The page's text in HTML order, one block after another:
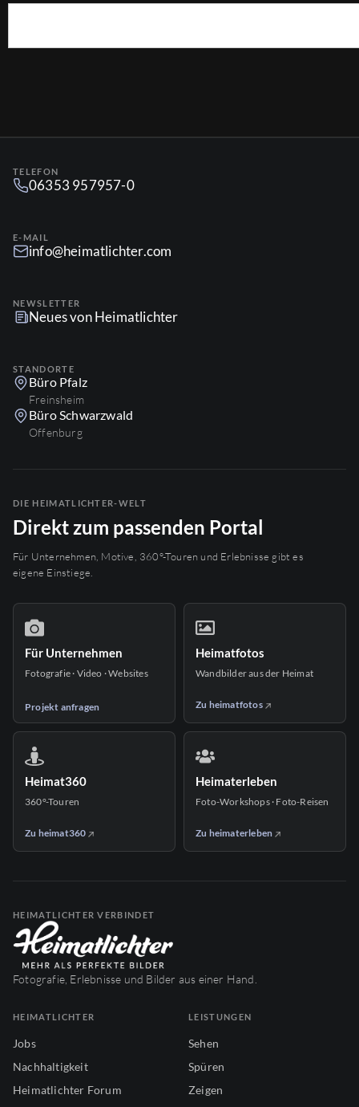
TELEFON
06353 957957-0
E-MAIL
info@heimatlichter.com
NEWSLETTER
Neues von Heimatlichter
STANDORTE
Büro Pfalz
Freinsheim
Büro Schwarzwald
Offenburg
DIE HEIMATLICHTER-WELT
Direkt zum passenden Portal
Für Unternehmen, Motive, 360°-Touren und Erlebnisse gibt es
eigene Einstiege.
Für Unternehmen
Fotografie · Video · Websites
Projekt anfragen
Heimatfotos
Wandbilder aus der Heimat
Zu heimatfotos
Heimat360
360°-Touren
Zu heimat360
Heimaterleben
Foto-Workshops · Foto-Reisen
Zu heimaterleben
HEIMATLICHTER VERBINDET
Fotografie, Erlebnisse und Bilder aus einer Hand.
HEIMATLICHTER
Jobs
Nachhaltigkeit
Heimatlichter Forum
LEISTUNGEN
Sehen
Spüren
Zeigen